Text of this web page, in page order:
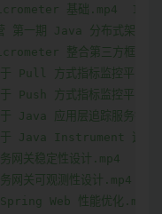
基础.mp4
第一期 Java 分布式架构
整合第三方框架
于 Pull 方式指标监控平台
于 Push 方式指标监控平台
于 Java 应用层追踪服务链
于 Java Instrument 追踪
网关稳定性设计.mp4
网关可观测性设计.mp4
Spring Web 性能优化